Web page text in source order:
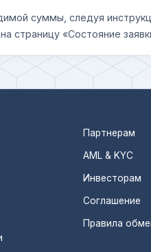
суммы, следуя
страницу «Состояние
Партнерам
AML & KYC
Инвесторам
Соглашение
Правила